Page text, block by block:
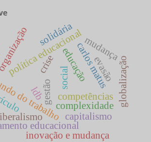
competências
educação
do trabalho
política educacional
educacional
carlos matus
gestão
complexidade
crise
mudança
globalização
capitalismo
social
solidária
ldb
inovação e mudança
evasão